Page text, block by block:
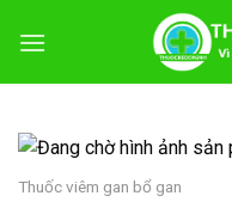
đến
Thuốc viêm gan bổ gan